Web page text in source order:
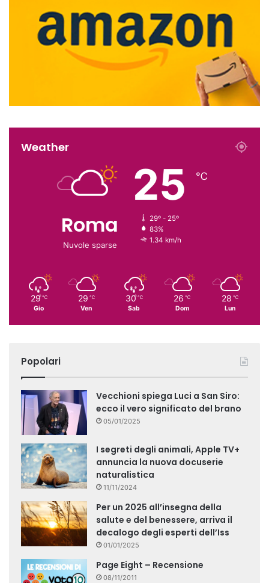
Weather
Roma
Nuvole sparse
25 ℃
29º - 25º
83%
1.34 km/h
29 ℃
Gio
29 ℃
Ven
30 ℃
Sab
26 ℃
Dom
28 ℃
Lun
Popolari
Vecchioni spiega Luci a San Siro:
ecco il vero significato del brano
05/01/2025
I segreti degli animali, Apple TV+
annuncia la nuova docuserie
naturalistica
11/11/2024
Per un 2025 all’insegna della
salute e del benessere, arriva il
decalogo degli esperti dell’Iss
01/01/2025
Page Eight – Recensione
08/11/2011